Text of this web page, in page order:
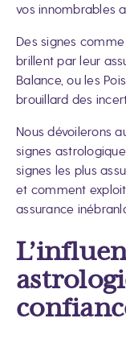
vos innombrables
Des signes
brillent par leur
Balance, ou les
brouillard des
Nous dévoilerons
signes
signes les plus
et comment
assurance